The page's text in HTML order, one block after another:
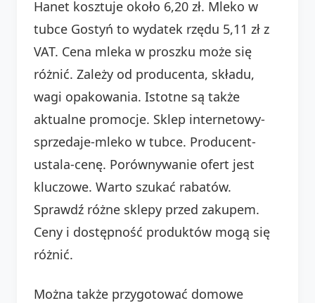
Hanet kosztuje około 6,20 zł. Mleko w
tubce Gostyń to wydatek rzędu 5,11 zł z
VAT. Cena mleka w proszku może się
różnić. Zależy od producenta, składu,
wagi opakowania. Istotne są także
aktualne promocje. Sklep internetowy-
sprzedaje-mleko w tubce. Producent-
ustala-cenę. Porównywanie ofert jest
kluczowe. Warto szukać rabatów.
Sprawdź różne sklepy przed zakupem.
Ceny i dostępność produktów mogą się
różnić.
Można także przygotować domowe